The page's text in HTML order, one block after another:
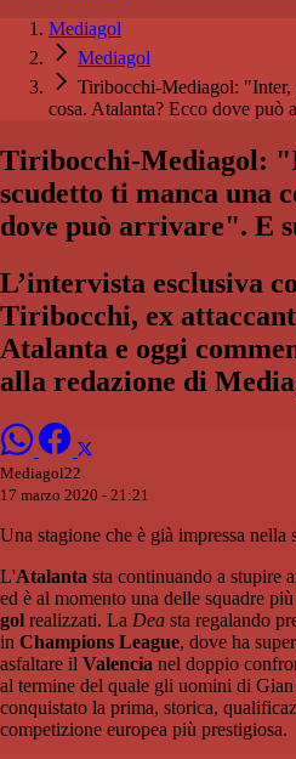
Mediagol
Mediagol
Tiribocchi-Mediagol: "Inter,
cosa. Atalanta? Ecco dove può
Tiribocchi-Mediagol:
scudetto ti manca una
dove può arrivare". E
L’intervista esclusiva
Tiribocchi, ex
Atalanta e oggi
alla redazione di
Mediagol22
17 marzo 2020 - 21:21
Una stagione che è già impressa nella
L'Atalanta sta continuando a stupire
ed è al momento una delle squadre
gol realizzati. La Dea sta regalando
in Champions League, dove ha
asfaltare il Valencia nel doppio
al termine del quale gli uomini di
conquistato la prima, storica,
competizione europea più prestigiosa.